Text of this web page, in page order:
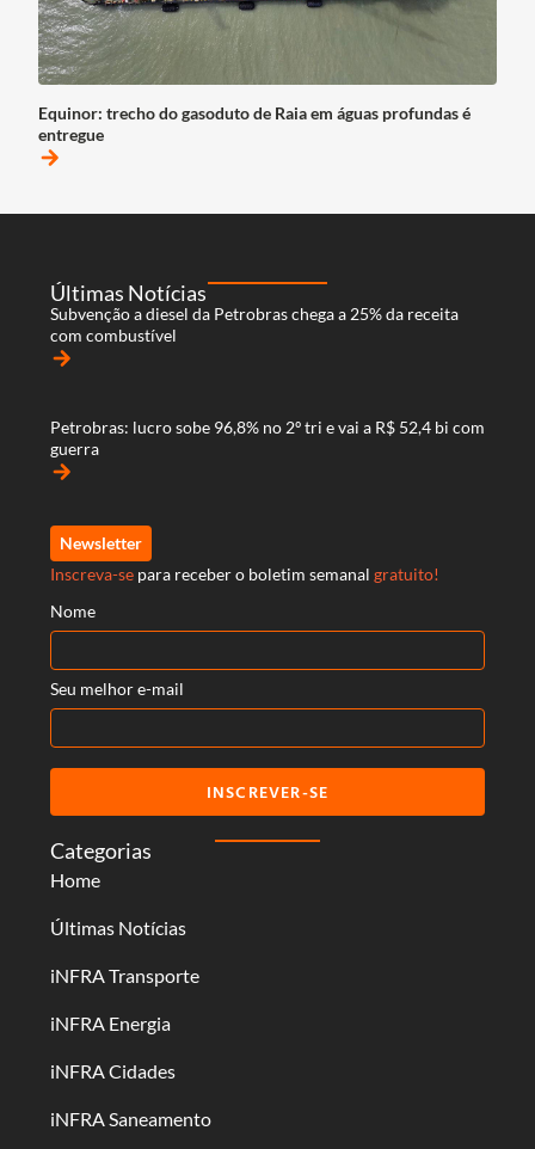
Equinor: trecho do gasoduto de Raia em águas profundas é
entregue
arrow_forward
Categorias
Home
Últimas Notícias
iNFRA Transporte
iNFRA Energia
iNFRA Cidades
iNFRA Saneamento
Últimas Notícias
Subvenção a diesel da Petrobras chega a 25% da receita
com combustível
arrow_forward
Petrobras: lucro sobe 96,8% no 2º tri e vai a R$ 52,4 bi com
guerra
arrow_forward
Newsletter
Inscreva-se para receber o boletim semanal gratuito!
Nome
Seu melhor e-mail
INSCREVER-SE